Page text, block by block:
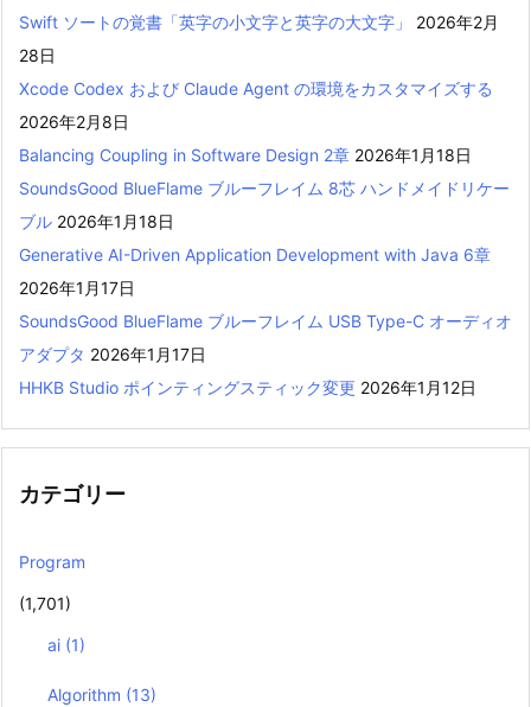
Swift ソートの覚書「英字の小文字と英字の大文字」
2026年2月
28日
Xcode Codex および Claude Agent の環境をカスタマイズする
2026年2月8日
Balancing Coupling in Software Design 2章 2026年1月18日
SoundsGood BlueFlame ブルーフレイム 8芯 ハンドメイドリケー
ブル 2026年1月18日
Generative AI-Driven Application Development with Java 6章
2026年1月17日
SoundsGood BlueFlame ブルーフレイム USB Type-C オーディオ
アダプタ 2026年1月17日
HHKB Studio ポインティングスティック変更 2026年1月12日
カテゴリー
Program
(1,701)
ai (1)
Algorithm (13)